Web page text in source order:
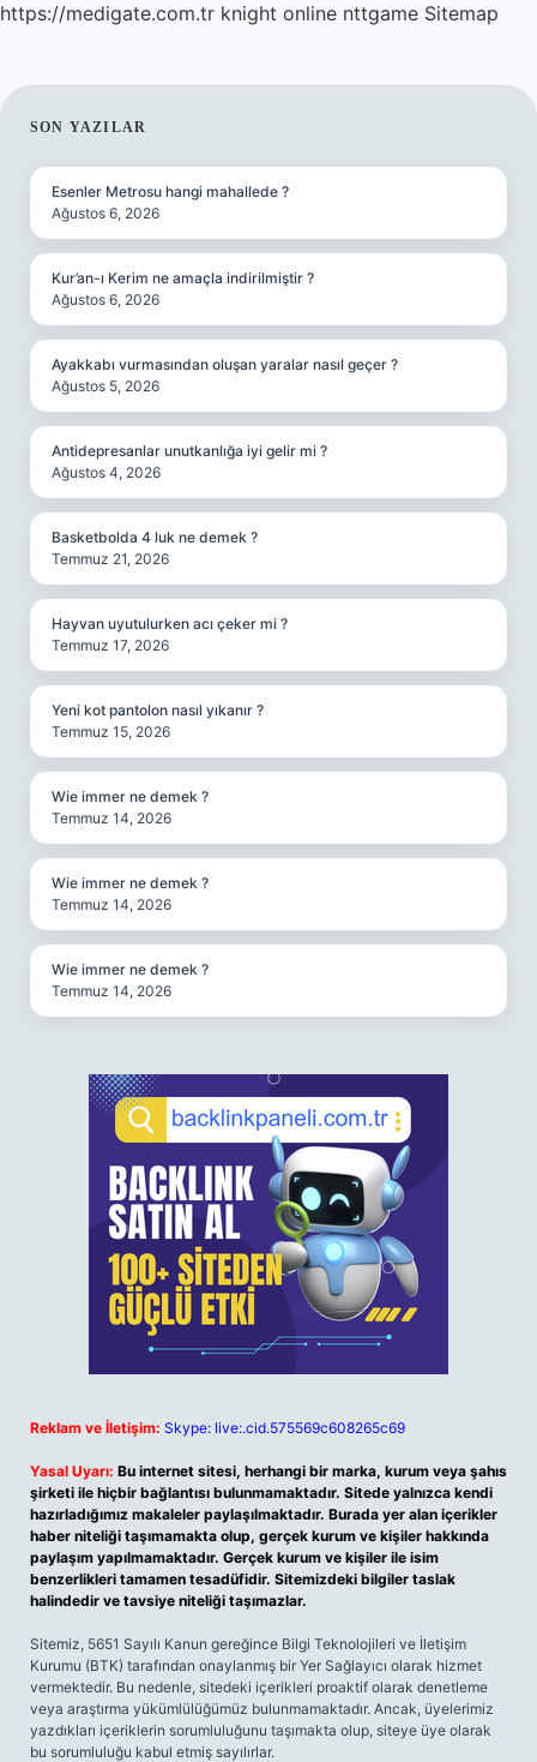
https://medigate.com.tr knight online nttgame Sitemap
SIDEBAR
SON YAZILAR
Esenler Metrosu hangi mahallede ?
Ağustos 6, 2026
Kur’an-ı Kerim ne amaçla indirilmiştir ?
Ağustos 6, 2026
Ayakkabı vurmasından oluşan yaralar nasıl geçer ?
Ağustos 5, 2026
Antidepresanlar unutkanlığa iyi gelir mi ?
Ağustos 4, 2026
Basketbolda 4 luk ne demek ?
Temmuz 21, 2026
Hayvan uyutulurken acı çeker mi ?
Temmuz 17, 2026
Yeni kot pantolon nasıl yıkanır ?
Temmuz 15, 2026
Wie immer ne demek ?
Temmuz 14, 2026
Wie immer ne demek ?
Temmuz 14, 2026
Wie immer ne demek ?
Temmuz 14, 2026
Reklam ve İletişim: Skype: live:.cid.575569c608265c69
Yasal Uyarı: Bu internet sitesi, herhangi bir marka, kurum veya şahıs
şirketi ile hiçbir bağlantısı bulunmamaktadır. Sitede yalnızca kendi
hazırladığımız makaleler paylaşılmaktadır. Burada yer alan içerikler
haber niteliği taşımamakta olup, gerçek kurum ve kişiler hakkında
paylaşım yapılmamaktadır. Gerçek kurum ve kişiler ile isim
benzerlikleri tamamen tesadüfidir. Sitemizdeki bilgiler taslak
halindedir ve tavsiye niteliği taşımazlar.
Sitemiz, 5651 Sayılı Kanun gereğince Bilgi Teknolojileri ve İletişim
Kurumu (BTK) tarafından onaylanmış bir Yer Sağlayıcı olarak hizmet
vermektedir. Bu nedenle, sitedeki içerikleri proaktif olarak denetleme
veya araştırma yükümlülüğümüz bulunmamaktadır. Ancak, üyelerimiz
yazdıkları içeriklerin sorumluluğunu taşımakta olup, siteye üye olarak
bu sorumluluğu kabul etmiş sayılırlar.